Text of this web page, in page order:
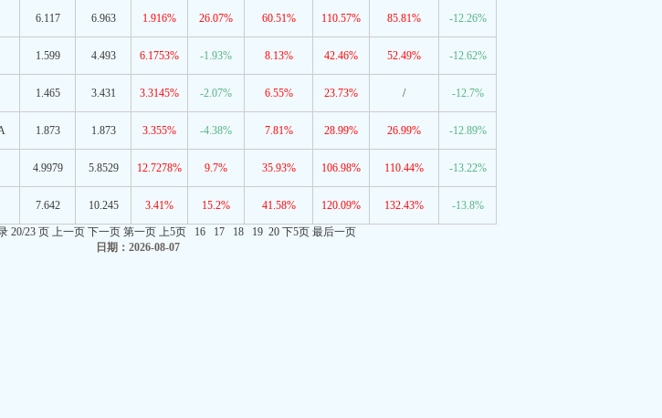
6.117 6.963 1.916% 26.07% 60.51% 110.57% 85.81% -12.26%
1.599 4.493 6.1753% -1.93% 8.13% 42.46% 52.49% -12.62%
1.465 3.431 3.3145% -2.07% 6.55% 23.73% / -12.7%
1.873 1.873 3.355% -4.38% 7.81% 28.99% 26.99% -12.89%
4.9979 5.8529 12.7278% 9.7% 35.93% 106.98% 110.44% -13.22%
7.642 10.245 3.41% 15.2% 41.58% 120.09% 132.43% -13.8%
20/23 页 上一页 下一页 第一页 上5页 16 17 18 19 20 下5页 最后一页
日期：2026-08-07